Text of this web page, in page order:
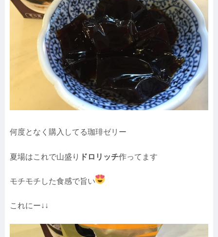
何度となく購入してる珈琲ゼリー
夏場はこれで山盛り ドロリッチ作ってます
モチモチした食感で旨い
これにー↓↓